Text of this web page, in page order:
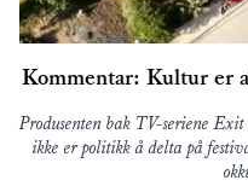
Kommentar: Kultur er
Produsenten bak TV-seriene
ikke er politikk å delta på